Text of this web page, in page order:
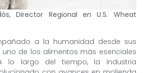
Director Regional en U.S. Wheat
a la humanidad desde sus
uno de los alimentos más esenciales
lo largo del tiempo, la industria